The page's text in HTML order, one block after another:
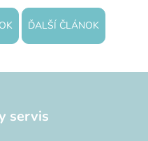
ĎALŠÍ ČLÁNOK
servis